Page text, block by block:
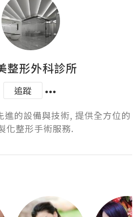
整形外科診所
追蹤
進的設備與技術, 提供全方位的
化整形手術服務.